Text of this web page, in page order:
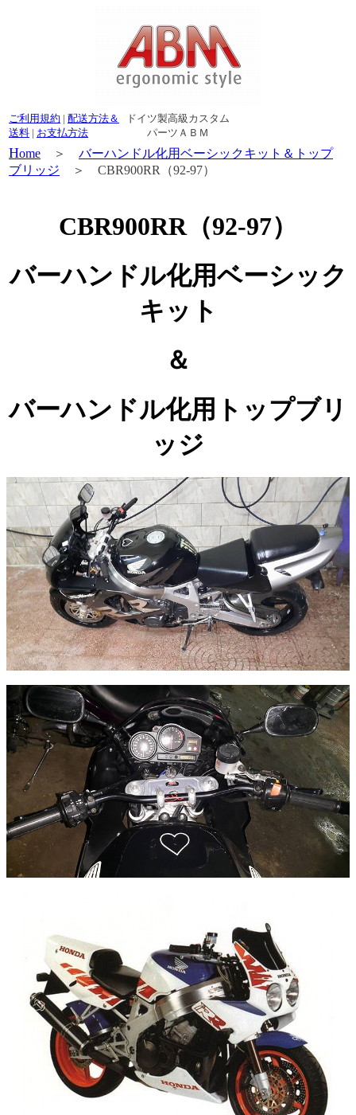
ご利用規約 | 配送方法＆
送料 | お支払方法
ドイツ製高級カスタム
パーツＡＢＭ
Home ＞ バーハンドル化用ベーシックキット＆トップ
ブリッジ ＞ CBR900RR（92-97）
CBR900RR（92-97）
バーハンドル化用ベーシック
キット
＆
バーハンドル化用トップブリ
ッジ